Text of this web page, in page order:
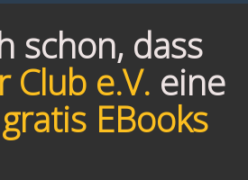
schon, dass
Club e.V. eine
gratis EBooks